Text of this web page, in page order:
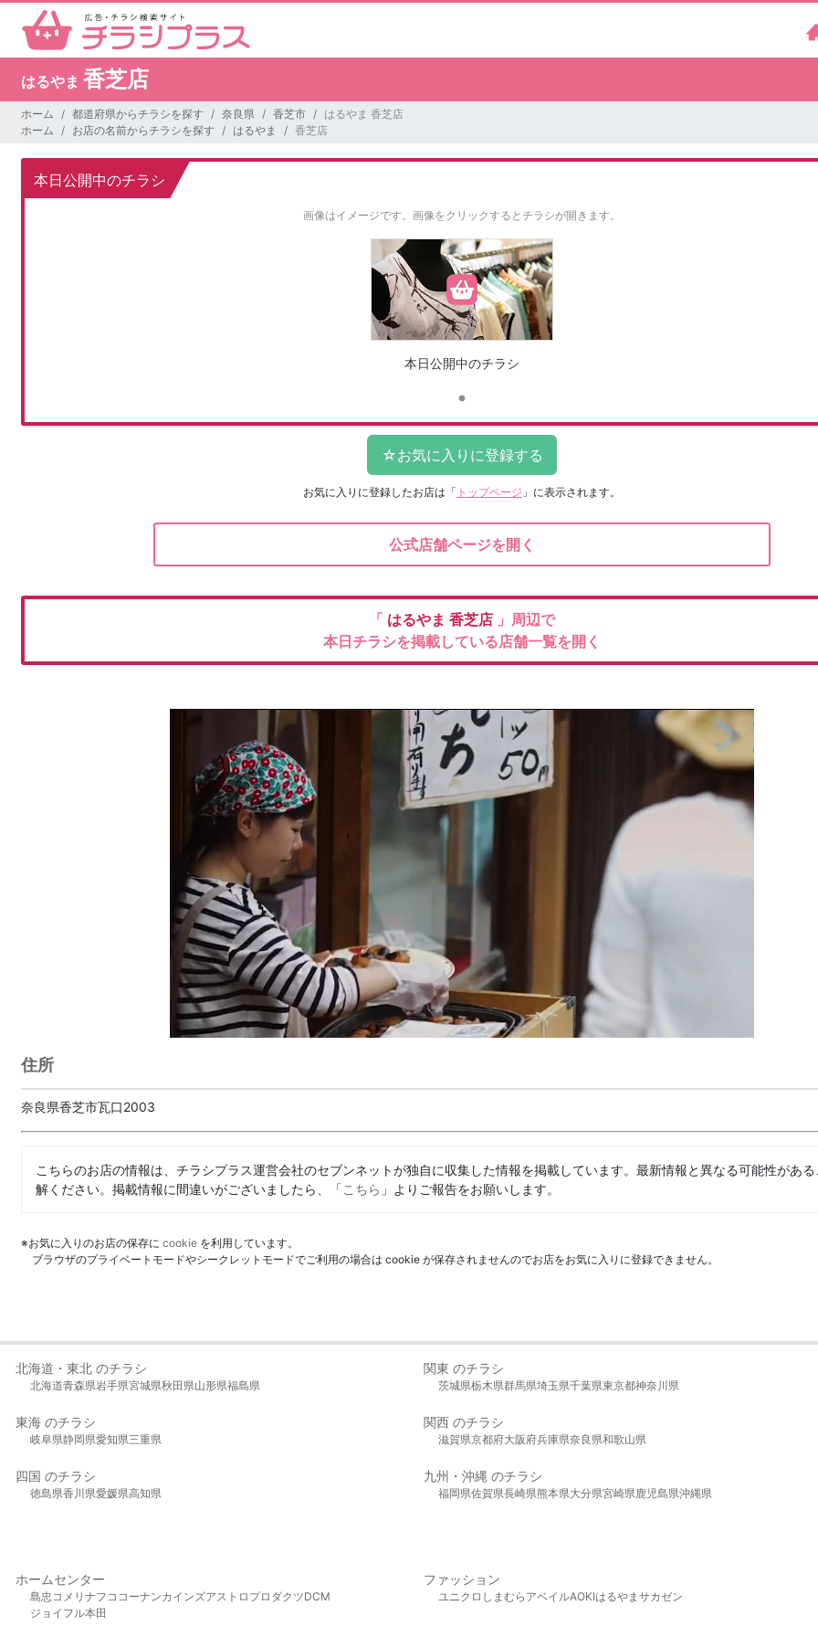
はるやま 香芝店
ホーム 都道府県からチラシを探す 奈良県 香芝市
はるやま 香芝店
ホーム
お店の名前からチラシを探す はるやま 香芝店
本日公開中のチラシ
画像はイメージです。 画像をクリックするとチラシが開きます。
本日公開中のチラシ
お気に入りに登録したお店は 「 トップページ 」に表示されます。
公式店舗ページを開く
「 はるやま 香芝店 」周辺で
本日チラシを掲載している店舗一覧を開く
住所
奈良県香芝市瓦口2003
こちらのお店の情報は、チラシプラス運営会社のセブンネットが独自に収集した情報を掲載しています。最新情報と異なる可能性があ
解ください。掲載情報に間違いがございましたら、「こちら 」よりご報告をお願いします。
※お気に入りのお店の保存に cookie を利用しています。
ブラウザのプライベートモードやシークレットモードでご利用の場合は cookie が保存されませんのでお店をお気に入りに登録できません。
北海道・東北 のチラシ
北海道青森県岩手県宮城県秋田県山形県福島県
関東 のチラシ
茨城県栃木県群馬県埼玉県千葉県東京都神奈川県
東海 のチラシ
岐阜県静岡県愛知県三重県
関西 のチラシ
滋賀県京都府大阪府兵庫県奈良県和歌山県
四国 のチラシ
徳島県香川県愛媛県高知県
九州・沖縄 のチラシ
福岡県佐賀県長崎県熊本県大分県宮崎県鹿児島県沖縄県
ホームセンター
島忠 コメリ ナフコ コーナンカインズアストロプロダクツDCM
ジョイフル本田
ファッション
ユニクロ しまむら アベイルAOKIはるやま サカゼン